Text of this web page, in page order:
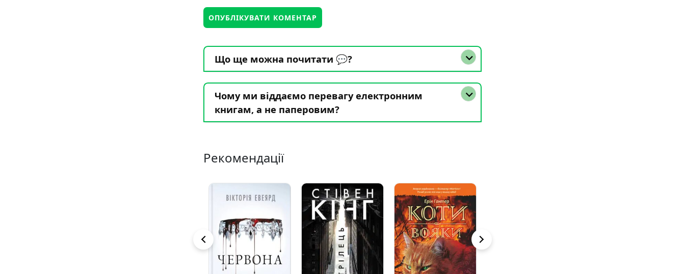
Що ще можна почитати 💬?
Чому ми віддаємо перевагу електронним
книгам, а не паперовим?
Рекомендації